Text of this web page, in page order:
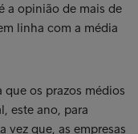
a opinião de mais de
linha com a média
que os prazos médios
este ano, para
vez que, as empresas